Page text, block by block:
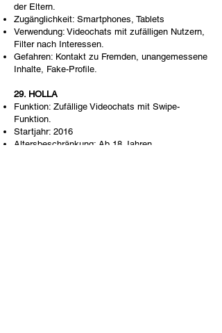
der Eltern.
Zugänglichkeit: Smartphones, Tablets
Verwendung: Videochats mit zufälligen Nutzern,
Filter nach Interessen.
Gefahren: Kontakt zu Fremden, unangemessene
Inhalte, Fake-Profile.
29. HOLLA
Funktion: Zufällige Videochats mit Swipe-
Funktion.
Startjahr: 2016
Altersbeschränkung: Ab 18 Jahren